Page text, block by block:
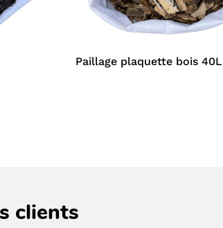
Paillage plaquette bois 40L
clients